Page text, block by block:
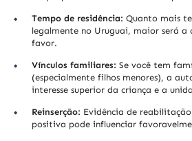
Tempo de residência: Quanto mais
legalmente no Uruguai, maior será a
favor.
Vínculos familiares: Se você tem
(especialmente filhos menores), a
interesse superior da criança e a
Reinserção: Evidência de
positiva pode influenciar